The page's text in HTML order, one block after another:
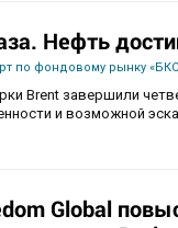
Нефть
по фондовому рынку
Brent завершили
и возможной
Global